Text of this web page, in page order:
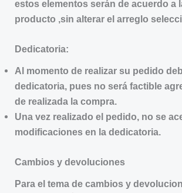
estos elementos serán de acuerdo a
producto ,sin alterar el arreglo
Dedicatoria:
Al momento de realizar su pedido
dedicatoria, pues no será factible
de realizada la compra.
Una vez realizado el pedido, no se
modificaciones en la dedicatoria.
Cambios y devoluciones
Para el tema de cambios y